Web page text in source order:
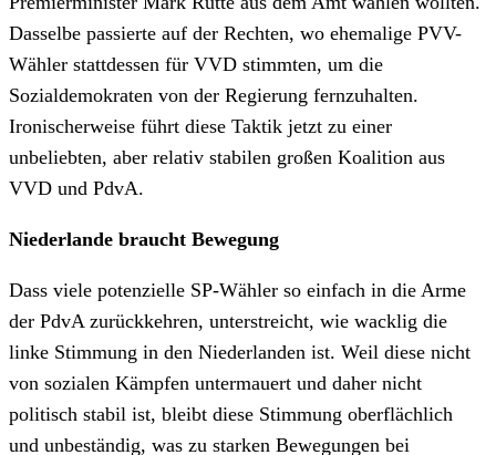
Dasselbe passierte auf der Rechten, wo ehemalige PVV-
Wähler stattdessen für VVD stimmten, um die
Sozialdemokraten von der Regierung fernzuhalten.
Ironischerweise führt diese Taktik jetzt zu einer
unbeliebten, aber relativ stabilen großen Koalition aus
VVD und PdvA.
Niederlande braucht Bewegung
Dass viele potenzielle SP-Wähler so einfach in die Arme
der PdvA zurückkehren, unterstreicht, wie wacklig die
linke Stimmung in den Niederlanden ist. Weil diese nicht
von sozialen Kämpfen untermauert und daher nicht
politisch stabil ist, bleibt diese Stimmung oberflächlich
und unbeständig, was zu starken Bewegungen bei